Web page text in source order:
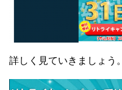
詳しく見ていきましょう。